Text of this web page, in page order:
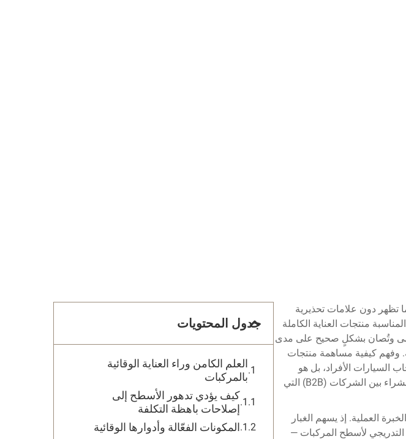
ما تظهر دون علامات تحذيرية
منتجات العناية الكاملة
وتُصان بشكلٍ صحيح على مدى
وفهم كيفية مساهمة منتجات
الأفراد، بل هو
المزودين، وفرق الشراء بين الشركات (B2B) التي
العملية. إذ يسهم الغبار
التدريجي لأسطح المركبات —
جدول المحتويات
العلم الكامن وراء العناية الوقائية
بالمركبات
كيف يؤدي تدهور الأسطح إلى
إصلاحات باهظة التكلفة
المكونات الفعّالة وأدوارها الوقائية